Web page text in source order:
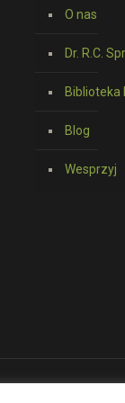
O nas
Dr. R.C.
Biblioteka
Blog
Wesprzyj